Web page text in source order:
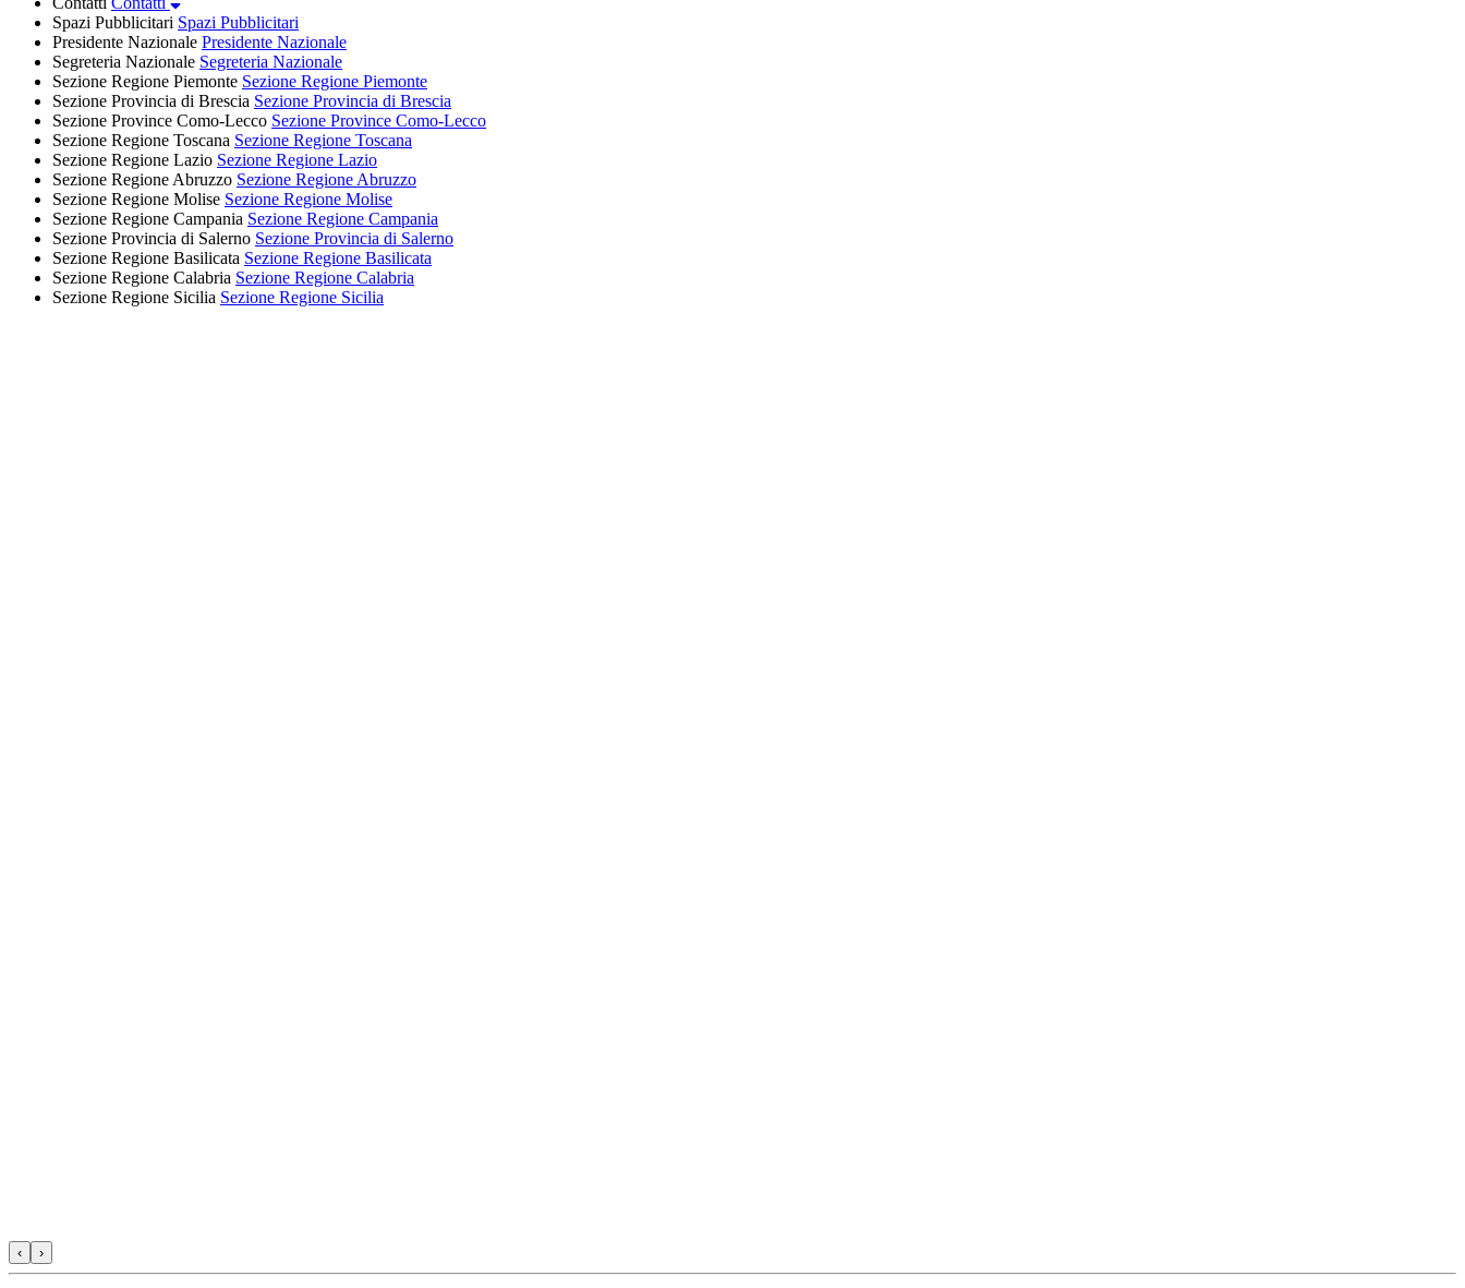
Spazi Pubblicitari Spazi Pubblicitari
Presidente Nazionale Presidente Nazionale
Segreteria Nazionale Segreteria Nazionale
Sezione Regione Piemonte Sezione Regione Piemonte
Sezione Provincia di Brescia Sezione Provincia di Brescia
Sezione Province Como-Lecco Sezione Province Como-Lecco
Sezione Regione Toscana Sezione Regione Toscana
Sezione Regione Lazio Sezione Regione Lazio
Sezione Regione Abruzzo Sezione Regione Abruzzo
Sezione Regione Molise Sezione Regione Molise
Sezione Regione Campania Sezione Regione Campania
Sezione Provincia di Salerno Sezione Provincia di Salerno
Sezione Regione Basilicata Sezione Regione Basilicata
Sezione Regione Calabria Sezione Regione Calabria
Sezione Regione Sicilia Sezione Regione Sicilia
‹ ›